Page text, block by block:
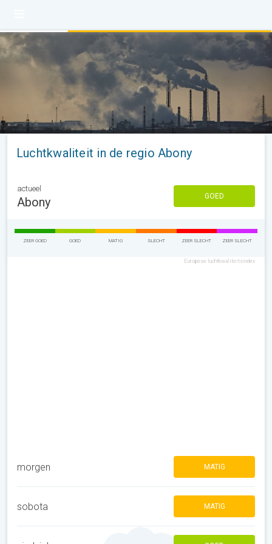
Luchtkwaliteit in de regio Abony
actueel
Abony GOED
ZEER GOED GOED MATIG SLECHT ZEER SLECHT ZEER SLECHT
Europese luchtkwaliteitsindex
morgen MATIG
sobota MATIG